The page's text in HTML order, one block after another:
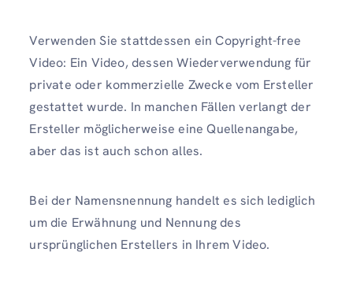
Verwenden Sie stattdessen ein Copyright-free
Video: Ein Video, dessen Wiederverwendung für
private oder kommerzielle Zwecke vom Ersteller
gestattet wurde. In manchen Fällen verlangt der
Ersteller möglicherweise eine Quellenangabe,
aber das ist auch schon alles.
Bei der Namensnennung handelt es sich lediglich
um die Erwähnung und Nennung des
ursprünglichen Erstellers in Ihrem Video.